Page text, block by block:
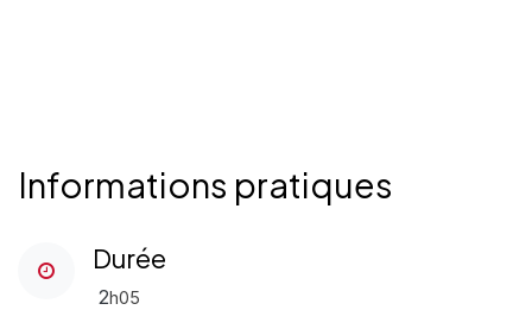
Informations pratiques
Durée
2h05